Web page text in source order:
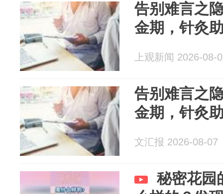
告别难言之
金期，针灸
上观新闻 2026-08-
告别难言之
金期，针灸
文汇报 2026-08-07
秘密花园